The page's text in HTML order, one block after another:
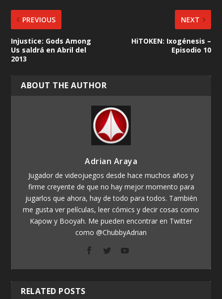
PREVIOUS
Injustice: Gods Among
Us saldrá en Abril del
2013
NEXT
HiTOKEN: Ixogénesis –
Episodio 10
ABOUT THE AUTHOR
Adrian Araya
Jugador de videojuegos desde hace muchos años y
firme creyente de que no hay mejor momento para
jugarlos que ahora, hay de todo para todos. También
me gusta ver películas, leer cómics y decir cosas como
Kapow y Booyah. Me pueden encontrar en Twitter
como @ChubbyAdrian
RELATED POSTS